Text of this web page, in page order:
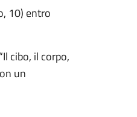
10) entro
cibo, il corpo,
un